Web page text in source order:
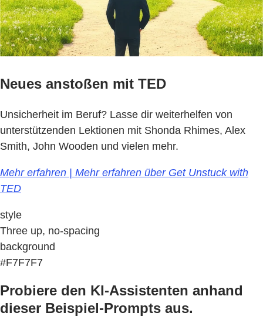
Neues anstoßen mit TED
Unsicherheit im Beruf? Lasse dir weiterhelfen von
unterstützenden Lektionen mit Shonda Rhimes, Alex
Smith, John Wooden und vielen mehr.
Mehr erfahren | Mehr erfahren über Get Unstuck with
TED
style
Three up, no-spacing
background
#F7F7F7
Probiere den KI-Assistenten anhand
dieser Beispiel-Prompts aus.